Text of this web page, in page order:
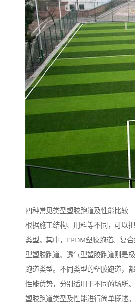
四种常见类型塑胶跑道及性能比较
根据施工结构、用料等不同，可以
类型。其中，EPDM塑胶跑道、复
型塑胶跑道、透气型塑胶跑道则是
跑道类型。不同类型的塑胶跑道，
性能优势，分别适用于不同的场所
塑胶跑道类型及性能进行简单概述。